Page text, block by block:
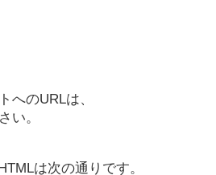
へのURLは、
い。
は次の通りです。